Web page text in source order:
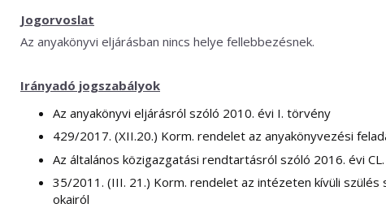
Jogorvoslat
Az anyakönyvi eljárásban nincs helye fellebbezésnek.
Irányadó jogszabályok
Az anyakönyvi eljárásról szóló 2010. évi I. törvény
429/2017. (XII.20.) Korm. rendelet az anyakönyvezési
Az általános közigazgatási rendtartásról szóló 2016. évi
35/2011. (III. 21.) Korm. rendelet az intézeten kívüli
okairól